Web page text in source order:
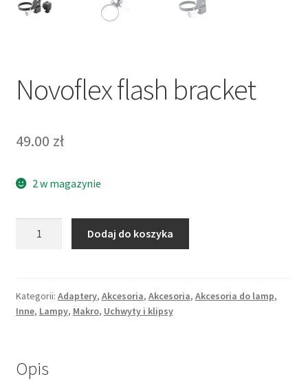
Novoflex flash bracket
49.00 zł
2 w magazynie
Dodaj do koszyka
Kategorii: Adaptery, Akcesoria, Akcesoria, Akcesoria do lamp,
Inne, Lampy, Makro, Uchwyty i klipsy
Opis